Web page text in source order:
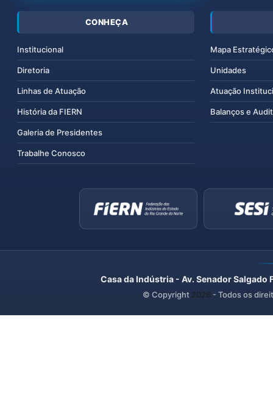
CONHEÇA
Institucional
Diretoria
Linhas de Atuação
História da FIERN
Galeria de Presidentes
Trabalhe Conosco
Mapa
Unidades
Atuação
Balanços e
Casa da Indústria - Av. Senador
© Copyright 2026 - Todos os